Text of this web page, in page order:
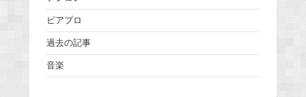
ピアプロ
過去の記事
音楽